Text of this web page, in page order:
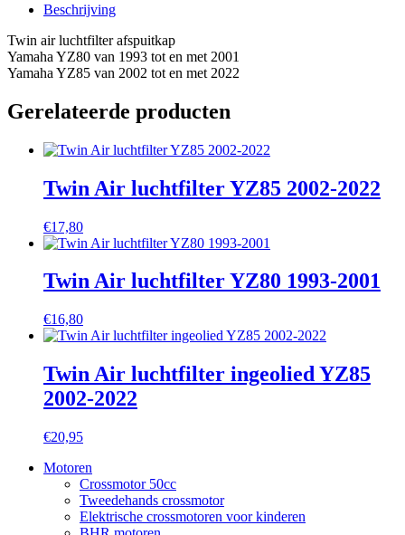
Beschrijving
Twin air luchtfilter afspuitkap
Yamaha YZ80 van 1993 tot en met 2001
Yamaha YZ85 van 2002 tot en met 2022
Gerelateerde producten
Twin Air luchtfilter YZ85 2002-2022
€17,80
Twin Air luchtfilter YZ80 1993-2001
€16,80
Twin Air luchtfilter ingeolied YZ85
2002-2022
€20,95
Motoren
Crossmotor 50cc
Tweedehands crossmotor
Elektrische crossmotoren voor kinderen